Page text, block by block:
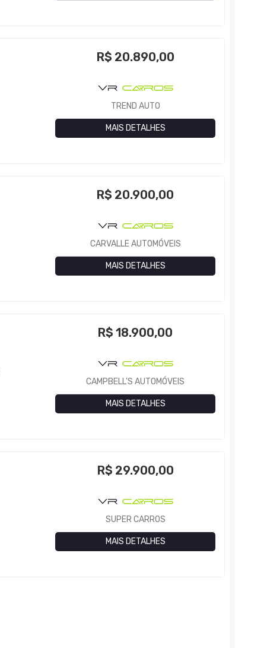
R$ 20.890,00
TREND AUTO
MAIS DETALHES
R$ 20.900,00
CARVALLE AUTOMÓVEIS
MAIS DETALHES
R$18.900,00
CAMPBELL'S AUTOMÓVEIS
MAIS DETALHES
R$ 29.900,00
SUPER CARROS
MAIS DETALHES